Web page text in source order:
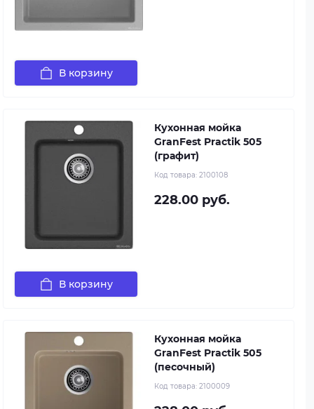
В корзину
Кухонная мойка
GranFest Practik 505
(графит)
Код товара: 2100108
228.00 руб.
В корзину
Кухонная мойка
GranFest Practik 505
(песочный)
Код товара: 2100009